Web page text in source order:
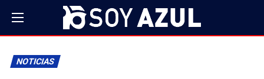
NOTICIAS